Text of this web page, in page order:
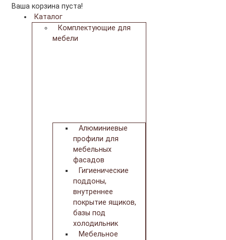
Ваша корзина пуста!
Каталог
Комплектующие для
мебели
Алюминиевые
профили для
мебельных
фасадов
Гигиенические
поддоны,
внутреннее
покрытие ящиков,
базы под
холодильник
Мебельное